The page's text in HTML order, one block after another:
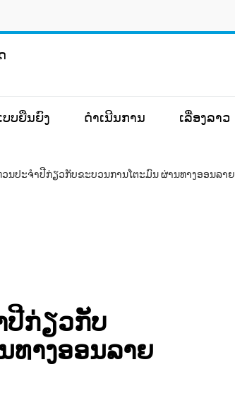
ບຍືນຍົງ ດຳເນີນການ ເລື່ອງລາວ
ນປະຈໍາປີກ່ຽວກັບຂະບວນການໂຕະມົນ ຜ່ານທາງອອນລາຍ
ປີກ່ຽວກັບ
ທາງອອນລາຍ